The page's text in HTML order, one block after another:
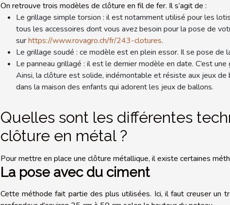
On retrouve trois modèles de clôture en fil de fer. Il s’agit de :
Le grillage simple torsion : il est notamment utilisé pour les
tous les accessoires dont vous avez besoin pour la pose de
surhttps://www.rovagro.ch/fr/243-clotures.
Le grillage soudé : ce modèle est en plein essor. Il se pose de
Le panneau grillagé : il est le dernier modèle en date. C’est
Ainsi, la clôture est solide, indémontable et résiste aux jeux
dans la maison des enfants qui adorent les jeux de ballons.
Quelles sont les différentes
clôture en métal ?
Pour mettre en place une clôture métallique, il existe certaines
La pose avec du ciment
Cette méthode fait partie des plus utilisées. Ici, il faut creuser un